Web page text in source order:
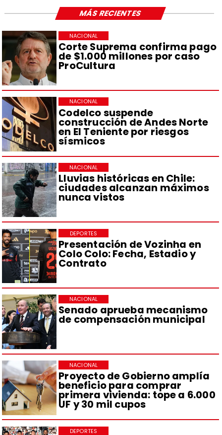
Corte Suprema confirma pago
de $1.000 millones por caso
ProCultura
NACIONAL
Codelco suspende
construcción de Andes Norte
en El Teniente por riesgos
sísmicos
NACIONAL
Lluvias históricas en Chile:
ciudades alcanzan máximos
nunca vistos
NACIONAL
Presentación de Vozinha en
Colo Colo: Fecha, Estadio y
Contrato
DEPORTES
Senado aprueba mecanismo
de compensación municipal
NACIONAL
Proyecto de Gobierno amplía
beneficio para comprar
primera vivienda: tope a 6.000
UF y 30 mil cupos
NACIONAL
DEPORTES
MÁS RECIENTES